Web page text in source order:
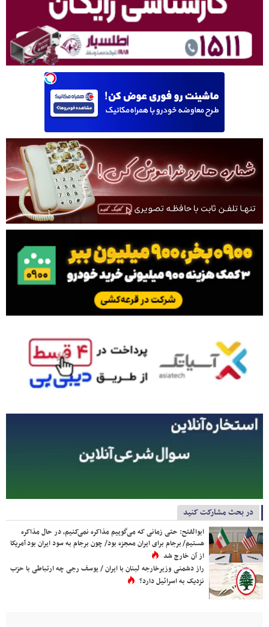
در بحث مشارکت کنید
ابوالفتح: حتی زمانی که می‌گوییم مذاکره نمی‌کنیم، در حال مذاکره
هستیم/ برجام برای ایران معجزه بود/ چون برجام به سود ایران بود آمریکا
از آن خارج شد
راز دشمنی وزیرخارجه لبنان با ایران / یوسف رجی چه ارتباطی با حزب
نزدیک به اسرائیل دارد؟